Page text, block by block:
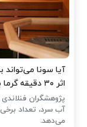
آیا سونا می‌تواند
اثر ۳۰ دقیقه گرما بر سیستم ایمنی
پژوهشگران
آب سرد، تعداد
می‌دهد.